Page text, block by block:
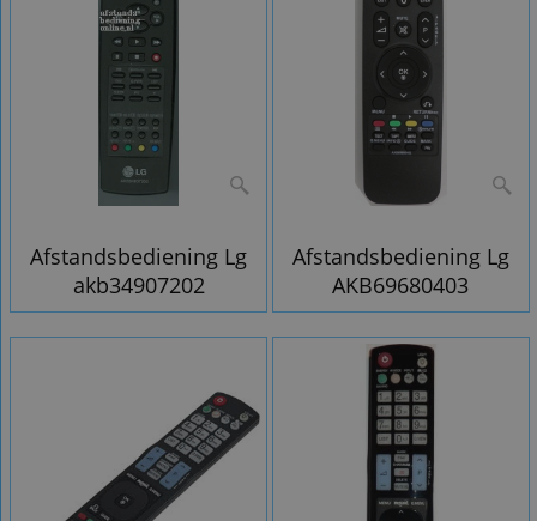
Afstandsbediening Lg
akb34907202
Afstandsbediening Lg
AKB69680403